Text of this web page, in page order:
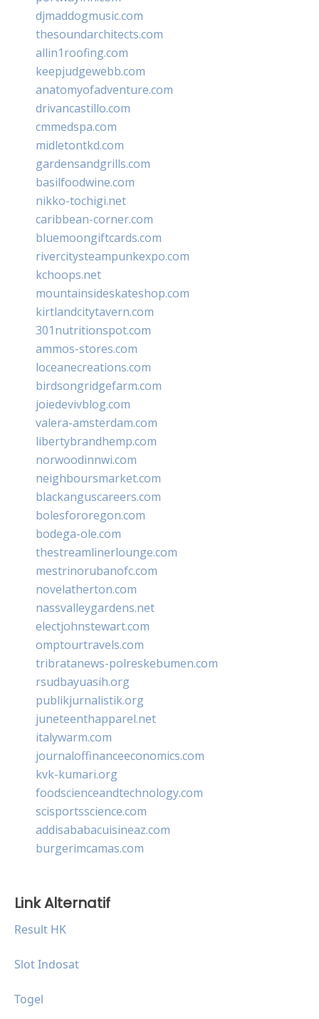
djmaddogmusic.com
thesoundarchitects.com
allin1roofing.com
keepjudgewebb.com
anatomyofadventure.com
drivancastillo.com
cmmedspa.com
midletontkd.com
gardensandgrills.com
basilfoodwine.com
nikko-tochigi.net
caribbean-corner.com
bluemoongiftcards.com
rivercitysteampunkexpo.com
kchoops.net
mountainsideskateshop.com
kirtlandcitytavern.com
301nutritionspot.com
ammos-stores.com
loceanecreations.com
birdsongridgefarm.com
joiedevivblog.com
valera-amsterdam.com
libertybrandhemp.com
norwoodinnwi.com
neighboursmarket.com
blackanguscareers.com
bolesfororegon.com
bodega-ole.com
thestreamlinerlounge.com
mestrinorubanofc.com
novelatherton.com
nassvalleygardens.net
electjohnstewart.com
omptourtravels.com
tribratanews-polreskebumen.com
rsudbayuasih.org
publikjurnalistik.org
juneteenthapparel.net
italywarm.com
journaloffinanceeconomics.com
kvk-kumari.org
foodscienceandtechnology.com
scisportsscience.com
addisababacuisineaz.com
burgerimcamas.com
Link Alternatif
Result HK
Slot Indosat
Togel